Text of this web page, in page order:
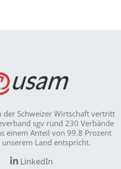
der Schweizer Wirt­schaft vertritt
sgv rund 230 Verbände
einem Anteil von 99.8 Prozent
Land entspricht.
LinkedIn